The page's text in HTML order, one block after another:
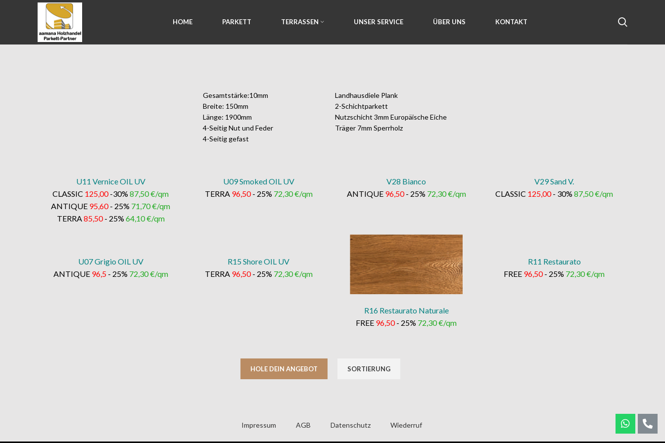
HOME PARKETT TERRASSEN UNSER SERVICE ÜBER UNS KONTAKT
Gesamtstärke:10mm
Breite: 150mm
Länge: 1900mm
4-Seitig Nut und Feder
4-Seitig gefast
Landhausdiele Plank
2-Schichtparkett
Nutzschicht 3mm Europäische Eiche
Träger 7mm Sperrholz
U11 Vernice OIL UV
CLASSIC 125,00-30%87,50 €/qm
ANTIQUE 95,60- 25% 71,70 €/qm
TERRA85,50- 25% 64,10 €/qm
U09 Smoked OIL UV
TERRA 96,50- 25% 72,30 €/qm
V28 Bianco
ANTIQUE 96,50- 25% 72,30 €/qm
V29 Sand V.
CLASSIC 125,00- 30%87,50 €/qm
U07 Grigio OIL UV
ANTIQUE 96,5- 25% 72,30 €/qm
R15 Shore OIL UV
TERRA 96,50- 25% 72,30 €/qm
R16 Restaurato Naturale
FREE 96,50- 25% 72,30 €/qm
R11 Restaurato
FREE 96,50- 25% 72,30 €/qm
HOLE DEIN ANGEBOT SORTIERUNG
Impressum AGB Datenschutz Wiederruf